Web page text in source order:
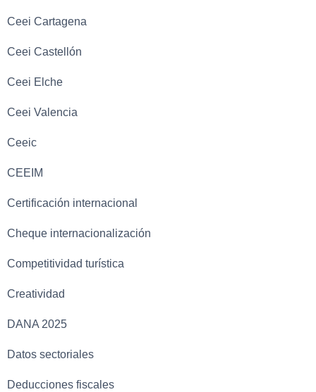
Ceei Cartagena
Ceei Castellón
Ceei Elche
Ceei Valencia
Ceeic
CEEIM
Certificación internacional
Cheque internacionalización
Competitividad turística
Creatividad
DANA 2025
Datos sectoriales
Deducciones fiscales